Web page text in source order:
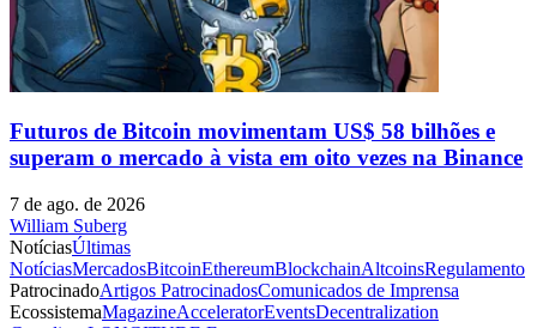
Futuros de Bitcoin movimentam US$ 58 bilhões e
superam o mercado à vista em oito vezes na Binance
7 de ago. de 2026
William Suberg
NotíciasÚltimas
NotíciasMercadosBitcoinEthereumBlockchainAltcoinsRegulamento
PatrocinadoArtigos PatrocinadosComunicados de Imprensa
EcossistemaMagazineAcceleratorEventsDecentralization